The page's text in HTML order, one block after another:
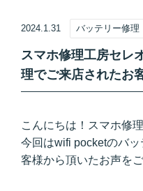
2024.1.31 バッテリー修理
スマホ修理工房セレ
理でご来店されたお
こんにちは！スマホ修
今回はwifi pocketのバ
客様から頂いたお声を